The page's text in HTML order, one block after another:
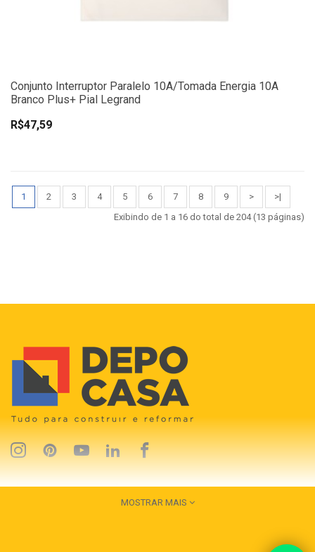
Conjunto Interruptor Paralelo 10A/Tomada Energia 10A
Branco Plus+ Pial Legrand
R$47,59
1 2 3 4 5 6 7 8 9 >
>|
Exibindo de 1 a 16 do total de 204 (13 páginas)
MOSTRAR MAIS